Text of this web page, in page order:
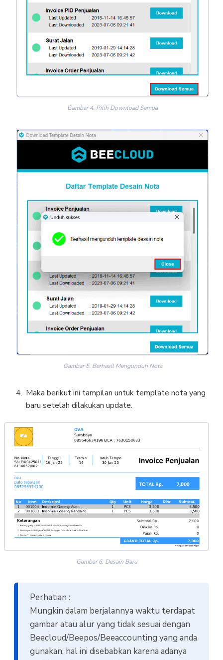
Gambar 4. Pilih Download Semua
Gambar 5. Berhasil Mengunduh Nota
Maka berikut ini tampilan untuk template nota yang
baru setelah dilakukan update.
Gambar 6. Desain Baru
Perhatian :
Mungkin dalam berjalannya waktu terdapat
gambar atau alur yang tidak sesuai dengan
Beecloud/Beepos/Beeaccounting yang anda
gunakan, hal ini disebabkan karena adanya